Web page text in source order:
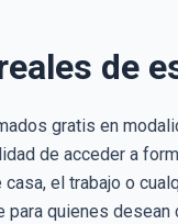
de
gratis en
de acceder a
el trabajo o
quienes